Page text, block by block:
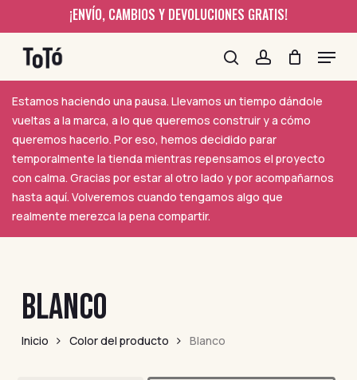
main
content
¡ENVÍO, CAMBIOS Y DEVOLUCIONES GRATIS!
searchaccount
Menu
Estamos haciendo una pausa. Llevamos un tiempo dándole
vueltas a la marca, a lo que queremos construir y a cómo
queremos hacerlo. Por eso, hemos decidido parar
temporalmente la tienda mientras repensamos el proyecto
con calma. Gracias por estar al otro lado y por acompañarnos
hasta aquí. Volveremos cuando tengamos algo que
realmente merezca la pena compartir.
BLANCO
Inicio Color del producto Blanco
Close
Filters